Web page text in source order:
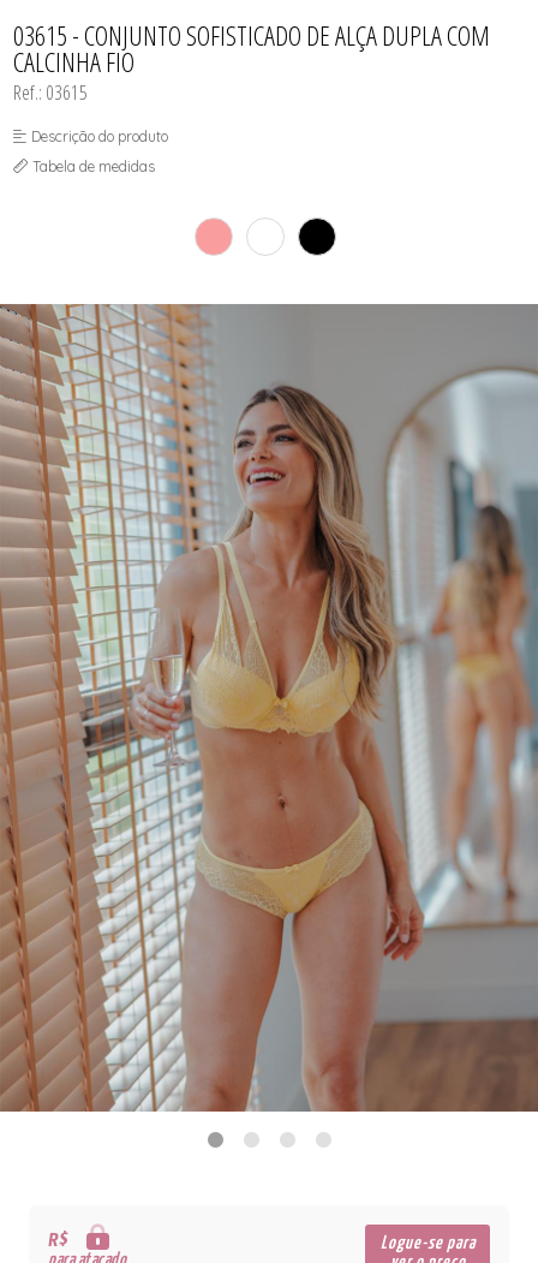
CONJUNTO
CONJUNTO BIQUÍNI
MAIÔ
TOP
03615 - CONJUNTO SOFISTICADO DE ALÇA DUPLA COM
CALCINHA FIO
Ref.: 03615
Descrição do produto
Tabela de medidas
R$
Logue-se para